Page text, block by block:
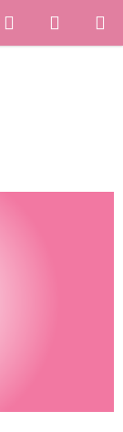
KeresésKOSÁR